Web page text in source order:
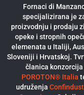
Fornaci di
specijalizirana je
proizvodnju i prodaju
opeke i stropnih
elemenata u Italiji,
Sloveniji i Hrvatskoj.
članica konzorcija
POROTON® Italia
udruženja